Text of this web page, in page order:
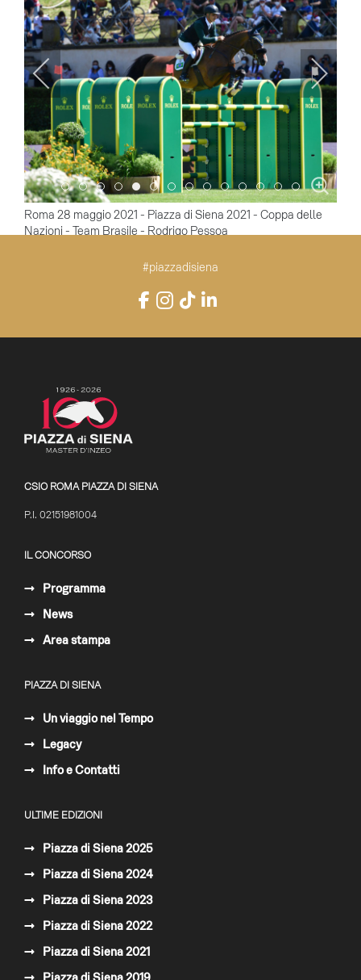
Item 0Item 1Item 2Item 3Item 4Item 5Item 6Item 7Item 8Item 9Item 10
Item 11Item 12Item 13
Roma 28 maggio 2021 - Piazza di Siena 2021 - Coppa delle
Nazioni - Team Brasile - Rodrigo Pessoa
#piazzadisiena
Facebook
Instagram
TikTokLinkedIn
CSIO ROMA PIAZZA DI SIENA
P.I. 02151981004
IL CONCORSO
Programma
News
Area stampa
PIAZZA DI SIENA
Un viaggio nel Tempo
Legacy
Info e Contatti
ULTIME EDIZIONI
Piazza di Siena 2025
Piazza di Siena 2024
Piazza di Siena 2023
Piazza di Siena 2022
Piazza di Siena 2021